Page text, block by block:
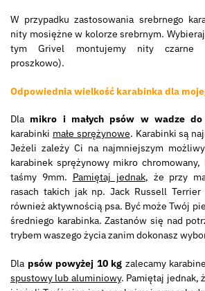
W przypadku zastosowania srebrnego
nity mosiężne w kolorze srebrnym.
tym Grivel montujemy nity czarne
proszkowo).
Odpowiednia wielkość karabinka dla
Dla mikro i małych psów w wadze
karabinki małe sprężynowe. Karabinki są
Jeżeli zależy Ci na najmniejszym
karabinek sprężynowy mikro
taśmy 9mm. Pamiętaj jednak, że przy
rasach takich jak np. Jack Russell
również aktywnością psa. Być może Twój
średniego karabinka. Zastanów się nad
trybem waszego życia zanim dokonasz
Dla psów powyżej 10 kg zalecamy
spustowy lub aluminiowy. Pamiętaj jednak,